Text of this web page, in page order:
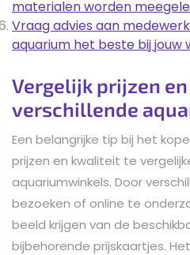
materialen worden
Vraag advies aan
aquarium het beste bij jouw
Vergelijk prijzen
verschillende
Een belangrijke tip bij het
prijzen en kwaliteit te
aquariumwinkels. Door
bezoeken of online te
beeld krijgen van de
bijbehorende prijskaartjes.